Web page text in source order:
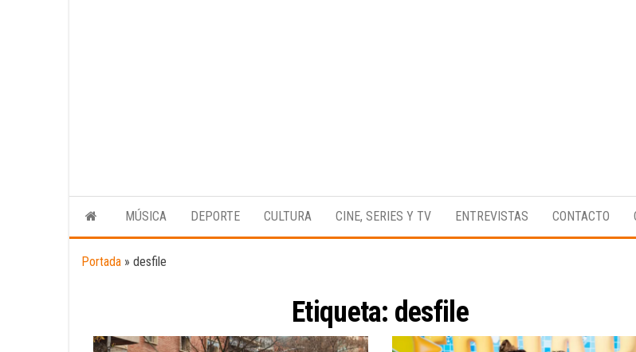
Magazine
digital
enfocado
cultura,
MÚSICA DEPORTE CULTURA CINE, SERIES Y TV ENTREVISTAS CONTACTO
Portada » desfile
Etiqueta: desfile